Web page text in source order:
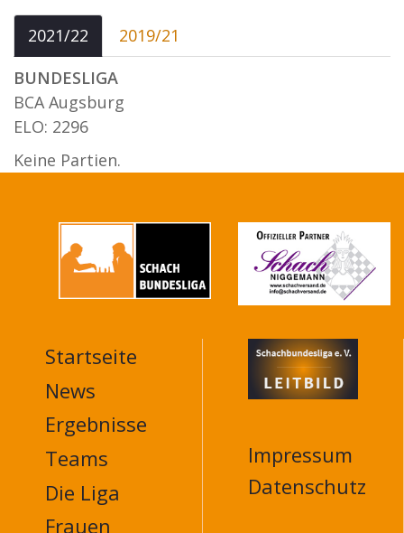
2021/22
2019/21
BUNDESLIGA
BCA Augsburg
ELO: 2296
Keine Partien.
MAIN
NAVIGATION
FOOTER
Startseite
News
Ergebnisse
Teams
Die Liga
Frauen
Impressum
Datenschutz